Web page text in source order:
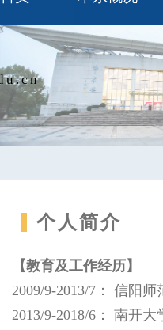
本系简介
机构设置
本科培养委
教学与科研研
化学实验中
个人简介
【教育及工作经历】
2009/9-2013/7： 信阳
2013/9-2018/6： 南开